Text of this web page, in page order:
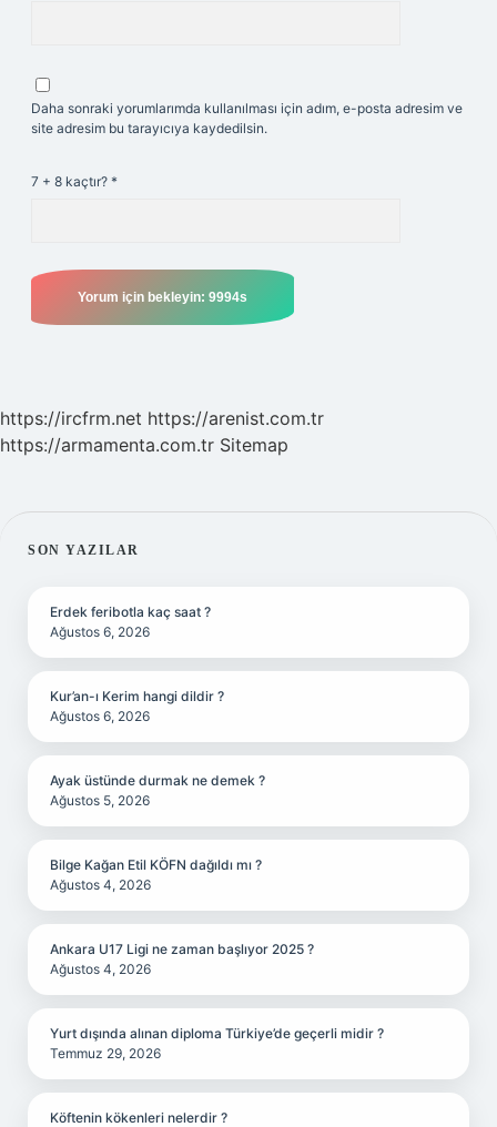
Daha sonraki yorumlarımda kullanılması için adım, e-posta adresim ve
site adresim bu tarayıcıya kaydedilsin.
7 + 8 kaçtır? *
https://ircfrm.net https://arenist.com.tr
https://armamenta.com.tr Sitemap
SIDEBAR
SON YAZILAR
Erdek feribotla kaç saat ?
Ağustos 6, 2026
Kur’an-ı Kerim hangi dildir ?
Ağustos 6, 2026
Ayak üstünde durmak ne demek ?
Ağustos 5, 2026
Bilge Kağan Etil KÖFN dağıldı mı ?
Ağustos 4, 2026
Ankara U17 Ligi ne zaman başlıyor 2025 ?
Ağustos 4, 2026
Yurt dışında alınan diploma Türkiye’de geçerli midir ?
Temmuz 29, 2026
Köftenin kökenleri nelerdir ?